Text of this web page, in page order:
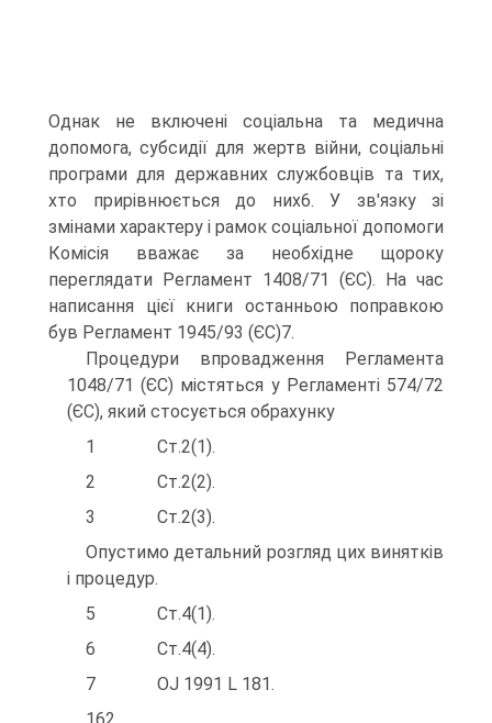
Однак не включені соціальна та медична
допомога, субсидії для жертв війни, соціальні
програми для державних службовців та тих,
хто прирівнюється до них6. У зв'язку зі
змінами характеру і рамок соціальної допомоги
Комісія вважає за необхідне щороку
переглядати Регламент 1408/71 (ЄС). На час
написання цієї книги останньою поправкою
був Регламент 1945/93 (ЄС)7.
Процедури впровадження Регламента
1048/71 (ЄС) містяться у Регламенті 574/72
(ЄС), який стосується обрахунку
1 Ст.2(1).
2 Ст.2(2).
3 Ст.2(3).
Опустимо детальний розгляд цих винятків
і процедур.
5 Ст.4(1).
6 Ст.4(4).
7 OJ 1991 L 181.